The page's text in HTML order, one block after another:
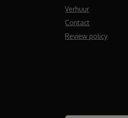
Verhuur
Contact
Review policy